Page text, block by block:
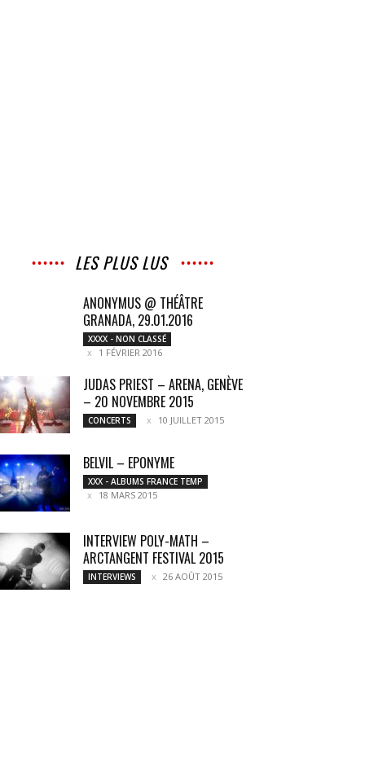
LES PLUS LUS
ANONYMUS @ THÉÂTRE
GRANADA, 29.01.2016
XXXX - NON CLASSÉ
1 FÉVRIER 2016
JUDAS PRIEST – ARENA, GENÈVE
– 20 NOVEMBRE 2015
CONCERTS 10 JUILLET 2015
BELVIL – EPONYME
XXX - ALBUMS FRANCE TEMP
18 MARS 2015
INTERVIEW POLY-MATH –
ARCTANGENT FESTIVAL 2015
INTERVIEWS 26 AOÛT 2015